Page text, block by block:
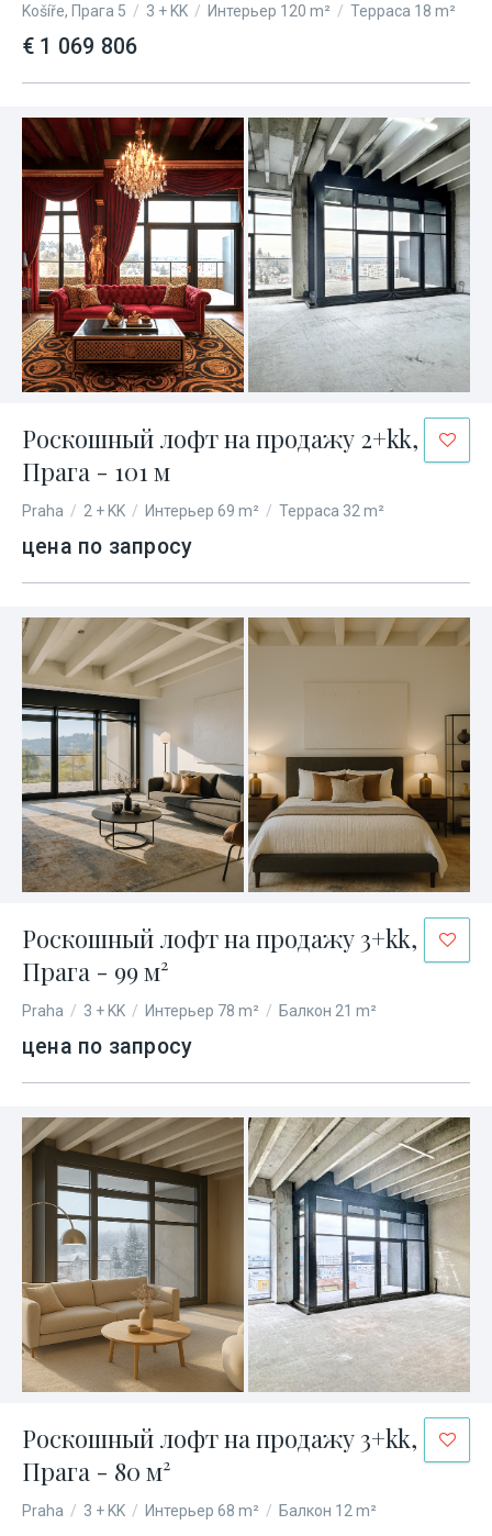
Košíře, Прага 5 / 3 + KK / Интерьер 120 m² / Терраса 18 m²
€ 1 069 806
Роскошный лофт на продажу 2+kk,
Прага - 101 м
Praha / 2 + KK / Интерьер 69 m² / Терраса 32 m²
цена по запросу
Роскошный лофт на продажу 3+kk,
Прага - 99 м²
Praha / 3 + KK / Интерьер 78 m² / Балкон 21 m²
цена по запросу
Роскошный лофт на продажу 3+kk,
Прага - 80 м²
Praha / 3 + KK / Интерьер 68 m² / Балкон 12 m²